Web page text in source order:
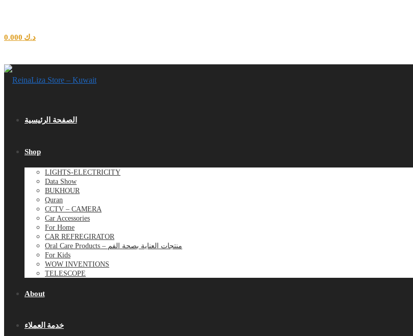
0.00 د.ك 0
الصفحة الرئيسية
Shop
LIGHTS-ELECTRICITY
Data Show
BUKHOUR
Quran
CCTV – CAMERA
Car Accessories
For Home
CAR REFREGIRATOR
Oral Care Products – منتجات العناية بصحة الفم
For Kids
WOW INVENTIONS
TELESCOPE
About
خدمة العملاء